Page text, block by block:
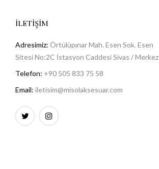
İLETIŞIM
Adresimiz: Örtülüpınar Mah. Esen Sok. Esen
Sitesi No:2C İstasyon Caddesi Sivas / Merkez
Telefon: +90 505 833 75 58
Email: iletisim@misolaksesuar.com